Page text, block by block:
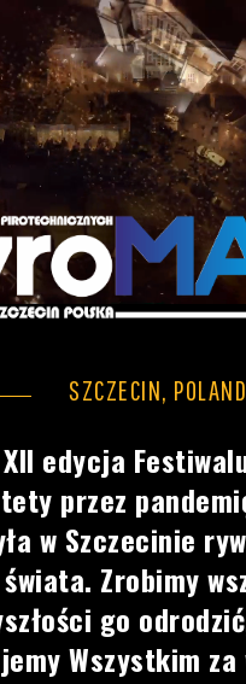
SZCZECIN, POLAND
edycja
przez
w Szczecinie
Zrobimy
go
Wszystkim za